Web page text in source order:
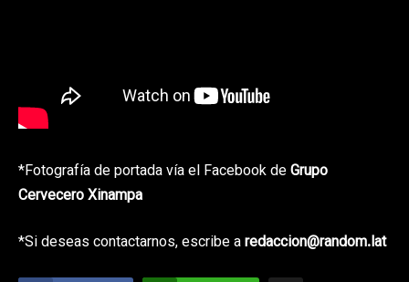
*Fotografía de portada vía el Facebook deGrupo
Cervecero Xinampa
*Si deseas contactarnos, escribe aredaccion@random.lat